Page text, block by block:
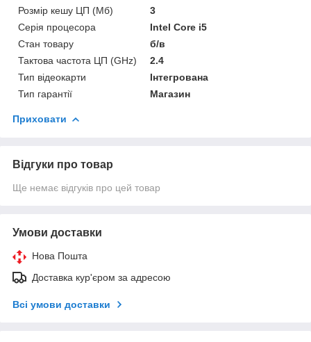
Розмір кешу ЦП (Мб)
3
Серія процесора
Intel Core i5
Стан товару
б/в
Тактова частота ЦП (GHz)
2.4
Тип відеокарти
Інтегрована
Тип гарантії
Магазин
Приховати
Відгуки про товар
Ще немає відгуків про цей товар
Умови доставки
Нова Пошта
Доставка кур'єром за адресою
Всі умови доставки